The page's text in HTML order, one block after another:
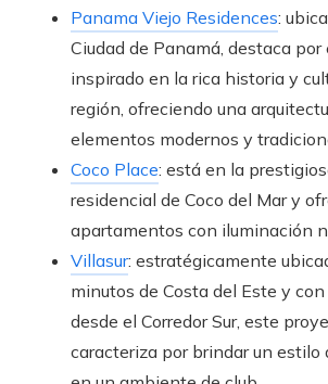
Panama Viejo Residences:
Ciudad de Panamá, destaca por
inspirado en la rica historia y
región, ofreciendo una
elementos modernos y
Coco Place: está en la
residencial de Coco del Mar y
apartamentos con iluminación
Villasur: estratégicamente
minutos de Costa del Este y
desde el Corredor Sur, este
caracteriza por brindar un estilo